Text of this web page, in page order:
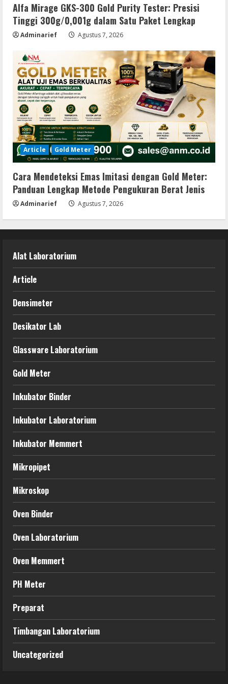
Alfa Mirage GKS-300 Gold Purity Tester: Presisi
Tinggi 300g/0,001g dalam Satu Paket Lengkap
Adminarief Agustus 7, 2026
Article Gold Meter
Cara Mendeteksi Emas Imitasi dengan Gold Meter:
Panduan Lengkap Metode Pengukuran Berat Jenis
Adminarief Agustus 7, 2026
Alat Laboratorium
Article
Densimeter
Desikator Lab
Glassware Laboratorium
Gold Meter
Inkubator Binder
Inkubator Laboratorium
Inkubator Memmert
Mikropipet
Mikroskop
Oven Binder
Oven Laboratorium
Oven Memmert
PH Meter
Preparat
Timbangan Laboratorium
Uncategorized